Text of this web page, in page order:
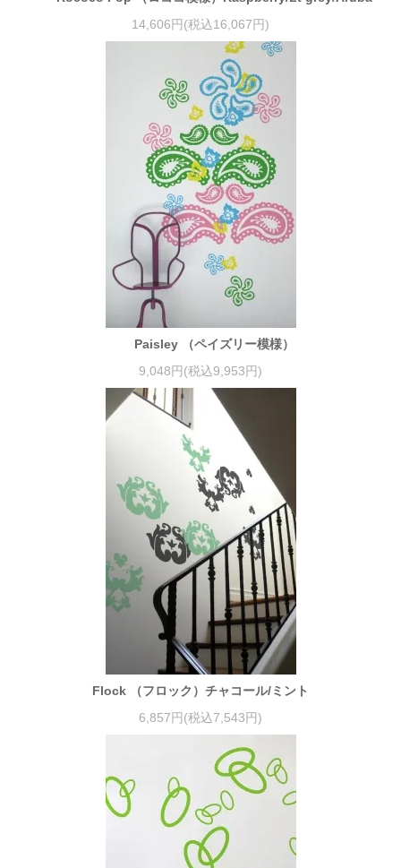
14,606円(税込16,067円)
Paisley （ペイズリー模様）
9,048円(税込9,953円)
Flock （フロック）チャコール/ミント
6,857円(税込7,543円)